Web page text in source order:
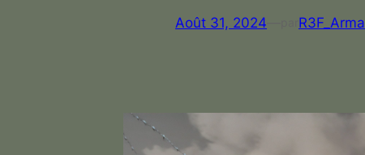
Août 31, 2024 R3F_Arma